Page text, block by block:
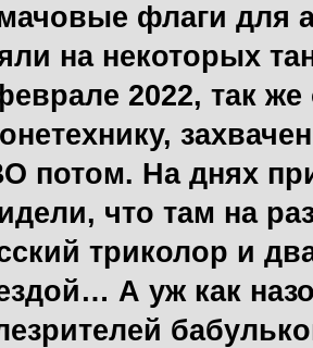
флаги для
на некоторых
2022, так
потом. На днях
что там на
триколор и
А уж как